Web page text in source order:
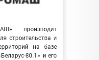
производит
строительства и
на базе
80.1» и его